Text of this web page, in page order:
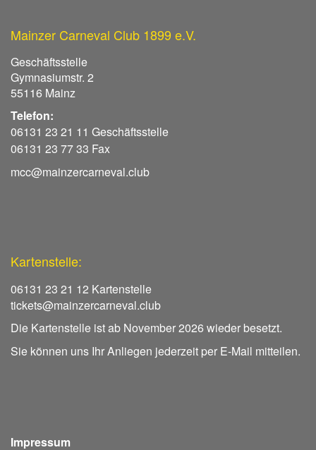
Mainzer Carneval Club 1899 e.V.
Geschäftsstelle
Gymnasiumstr. 2
55116 Mainz
Telefon:
06131 23 21 11 Geschäftsstelle
06131 23 77 33 Fax
mcc@mainzercarneval.club
Kartenstelle:
06131 23 21 12 Kartenstelle
tickets@mainzercarneval.club
Die Kartenstelle ist ab November 2026 wieder besetzt.
Sie können uns Ihr Anliegen jederzeit per E-Mail mitteilen.
Impressum